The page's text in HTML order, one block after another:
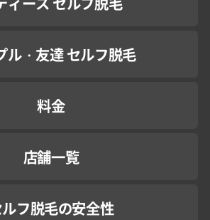
ル・友達 セルフ脱毛
料金
店舗一覧
フ脱毛の安全性